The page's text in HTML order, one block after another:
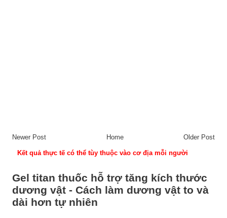
Newer Post Older Post
Home
Kết quả thực tế có thể tùy thuộc vào cơ địa mỗi người
Gel titan thuốc hỗ trợ tăng kích thước
dương vật - Cách làm dương vật to và
dài hơn tự nhiên